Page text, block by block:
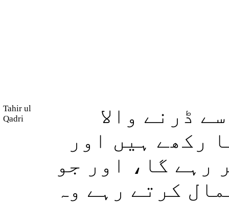
Tahir ul
Qadri
ڈرنے والا
رکھے ہیں اور
رہے گا، اور جو
کرتے رہے وہ